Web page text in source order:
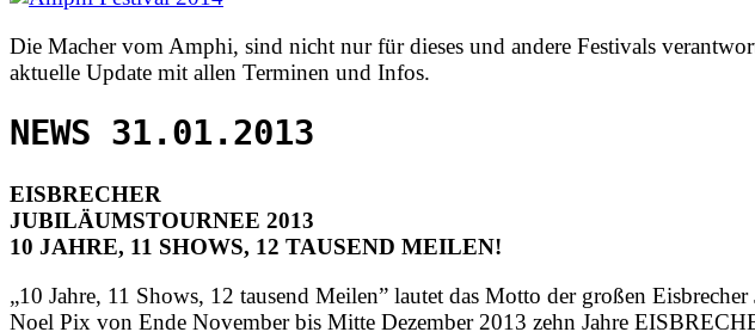
Die Macher vom Amphi, sind nicht nur für dieses und andere Festivals
aktuelle Update mit allen Terminen und Infos.
NEWS 31.01.2013
EISBRECHER
JUBILÄUMSTOURNEE 2013
10 JAHRE, 11 SHOWS, 12 TAUSEND MEILEN!
„10 Jahre, 11 Shows, 12 tausend Meilen” lautet das Motto der großen
Noel Pix von Ende November bis Mitte Dezember 2013 zehn Jahre